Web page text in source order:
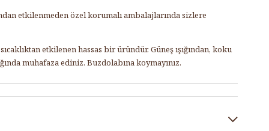
etkilenmeden özel korumalı ambalajlarında sizlere
etkilenen hassas bir üründür. Güneş ışığından, koku
muhafaza ediniz. Buzdolabına koymayınız.